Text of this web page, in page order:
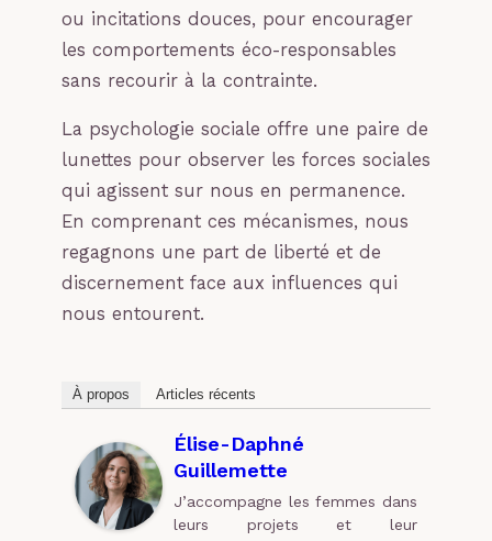
ou incitations douces, pour encourager
les comportements éco-responsables
sans recourir à la contrainte.
La psychologie sociale offre une paire de
lunettes pour observer les forces sociales
qui agissent sur nous en permanence.
En comprenant ces mécanismes, nous
regagnons une part de liberté et de
discernement face aux influences qui
nous entourent.
À propos Articles récents
Élise-Daphné
Guillemette
J’accompagne les femmes dans
leurs projets et leur